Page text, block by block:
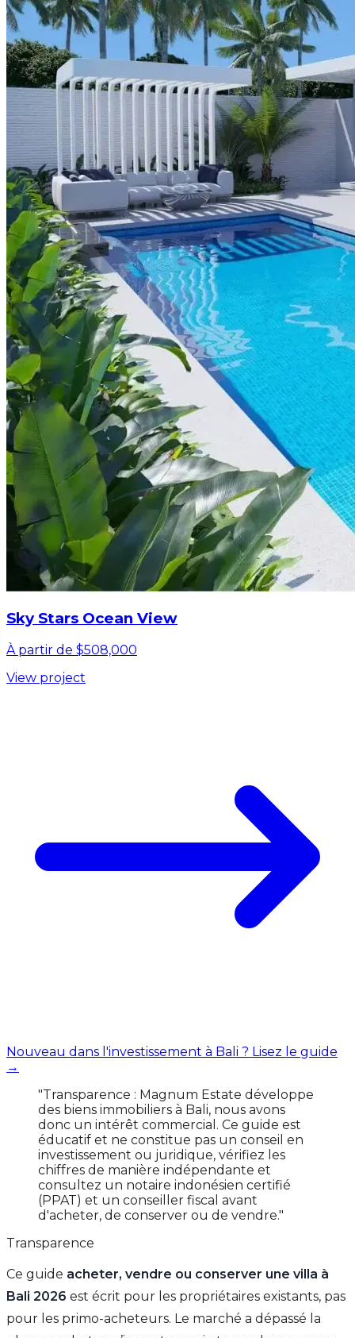
Sky Stars Ocean View
À partir de $508,000
View project
Nouveau dans l'investissement à Bali ? Lisez le guide
→
"Transparence : Magnum Estate développe
des biens immobiliers à Bali, nous avons
donc un intérêt commercial. Ce guide est
éducatif et ne constitue pas un conseil en
investissement ou juridique, vérifiez les
chiffres de manière indépendante et
consultez un notaire indonésien certifié
(PPAT) et un conseiller fiscal avant
d'acheter, de conserver ou de vendre."
Transparence
Ce guide acheter, vendre ou conserver une villa à
Bali 2026 est écrit pour les propriétaires existants, pas
pour les primo-acheteurs. Le marché a dépassé la